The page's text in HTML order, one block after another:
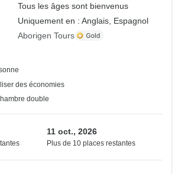
Tous les âges sont bienvenus
Uniquement en : Anglais, Espagnol
Aborigen Tours
des économies
double
11 oct., 2026
Plus de 10 places restantes